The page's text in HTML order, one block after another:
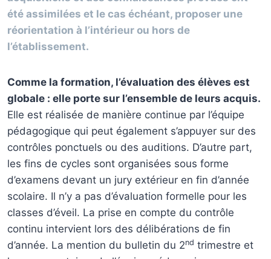
été assimilées et le cas échéant, proposer une
réorientation à l’intérieur ou hors de
l’établissement.
Comme la formation, l’évaluation des élèves est
globale : elle porte sur l’ensemble de leurs acquis.
Elle est réalisée de manière continue par l’équipe
pédagogique qui peut également s’appuyer sur des
contrôles ponctuels ou des auditions. D’autre part,
les fins de cycles sont organisées sous forme
d’examens devant un jury extérieur en fin d’année
scolaire. Il n’y a pas d’évaluation formelle pour les
classes d’éveil. La prise en compte du contrôle
continu intervient lors des délibérations de fin
d’année. La mention du bulletin du 2nd trimestre et